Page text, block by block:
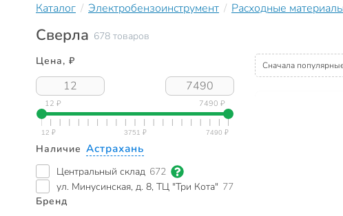
Каталог Электробензоинструмент Расходные
Сверла 678 товаров
Цена, ₽
12 ₽ 7490 ₽
Наличие Астрахань
Центральный склад 672
ул. Минусинская, д. 8, ТЦ "Три Кота" 77
Бренд
Сначала